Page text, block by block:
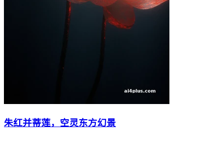
朱红并蒂莲，空灵东方幻景